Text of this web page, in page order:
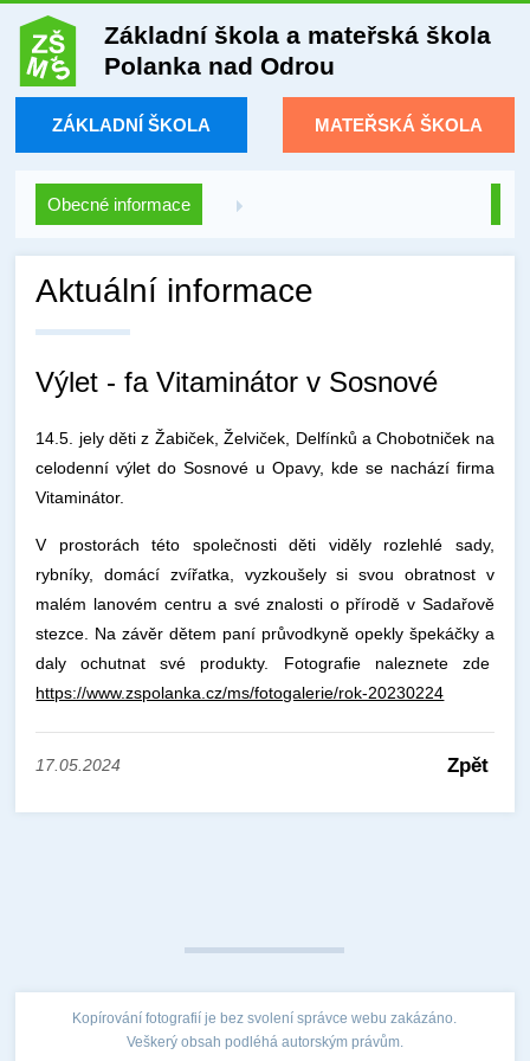
Základní škola a mateřská škola
Polanka nad Odrou
ZÁKLADNÍ ŠKOLA MATEŘSKÁ ŠKOLA
Obecné informace
Aktuální informace
Výlet - fa Vitaminátor v Sosnové
14.5. jely děti z Žabiček, Želviček, Delfínků a Chobotniček na
celodenní výlet do Sosnové u Opavy, kde se nachází firma
Vitaminátor.
V prostorách této společnosti děti viděly rozlehlé sady,
rybníky, domácí zvířatka, vyzkoušely si svou obratnost v
malém lanovém centru a své znalosti o přírodě v Sadařově
stezce. Na závěr dětem paní průvodkyně opekly špekáčky a
daly ochutnat své produkty. Fotografie naleznete zde
https://www.zspolanka.cz/ms/fotogalerie/rok-20230224
17.05.2024 Zpět
Kopírování fotografií je bez svolení správce webu zakázáno.
Veškerý obsah podléhá autorským právům.